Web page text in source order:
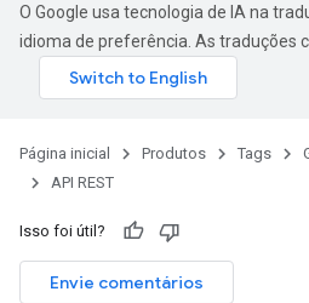
O Google usa tecnologia de IA na
idioma de preferência. As traduções
Página inicial Produtos Tags
API REST
Isso foi útil?
Envie comentários